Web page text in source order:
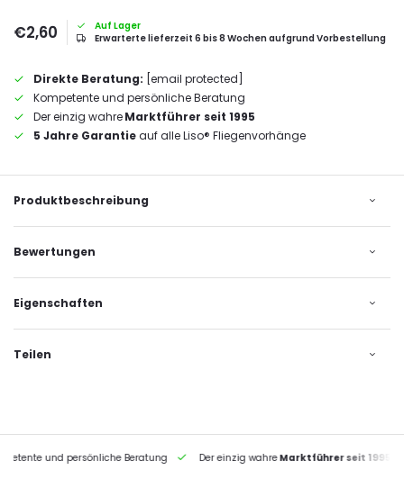
€2,60
Auf Lager
Erwarterte lieferzeit 6 bis 8 Wochen aufgrund Vorbestellung
Direkte Beratung: [email protected]
Kompetente und persönliche Beratung
Der einzig wahreMarktführer seit 1995
5 Jahre Garantieauf alle Liso® Fliegenvorhänge
Produktbeschreibung
Bewertungen
Eigenschaften
Teilen
und persönliche Beratung Der einzig wahreMarktführer seit 1995